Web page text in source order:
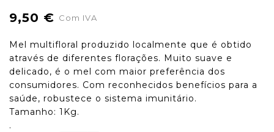
9,50 € Com IVA
Mel multifloral produzido localmente que é obtido
através de diferentes florações. Muito suave e
delicado, é o mel com maior preferência dos
consumidores. Com reconhecidos benefícios para a
saúde, robustece o sistema imunitário.
Tamanho: 1Kg.
.